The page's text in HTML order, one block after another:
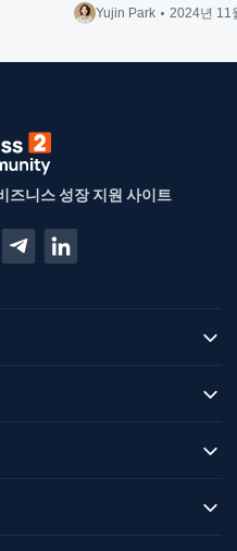
Yujin Park 2024년 11
즈니스 성장 지원 사이트